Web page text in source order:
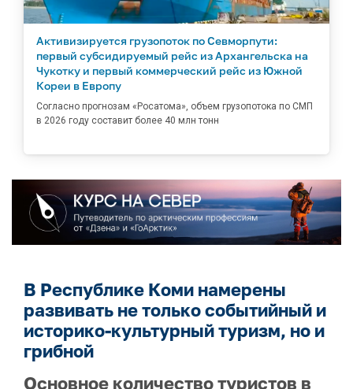
Активизируется грузопоток по Севморпути:
первый субсидируемый рейс из Архангельска на
Чукотку и первый коммерческий рейс из Южной
Кореи в Европу
Согласно прогнозам «Росатома», объем грузопотока по СМП
в 2026 году составит более 40 млн тонн
В Республике Коми намерены
развивать не только событийный и
историко-культурный туризм, но и
грибной
Основное количество туристов в